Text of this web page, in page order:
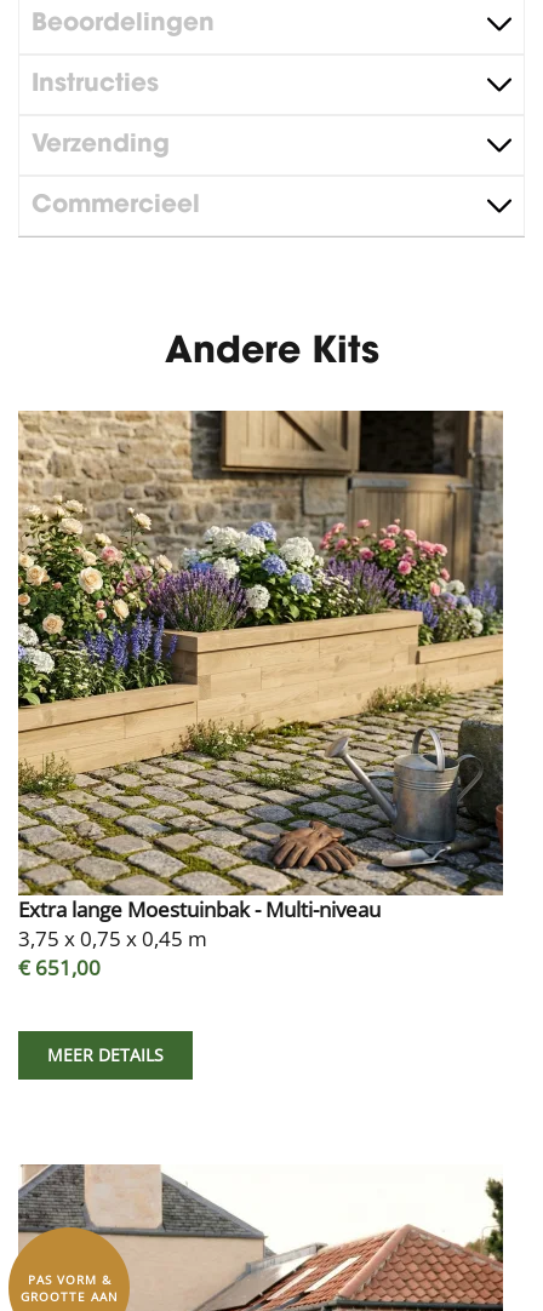
Beoordelingen
Instructies
Verzending
Commercieel
Andere Kits
Extra lange Moestuinbak - Multi-niveau
3,75 x 0,75 x 0,45 m
€ 651,00
MEER DETAILS
PAS VORM &
GROOTTE AAN